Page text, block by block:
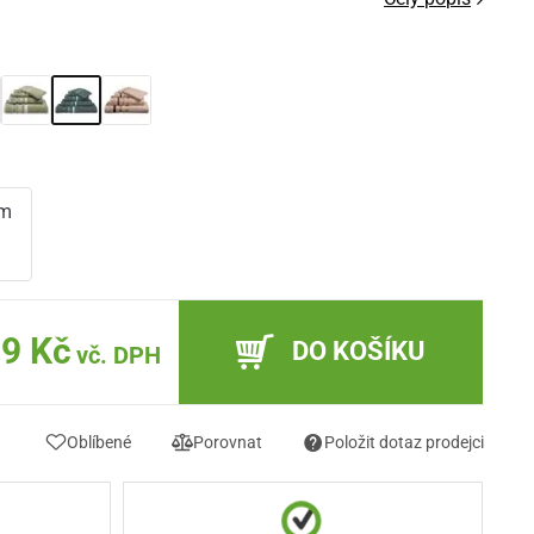
Kč vč. DPH DO KOŠÍKU
Oblíbené Porovnat Položit dotaz prodejci